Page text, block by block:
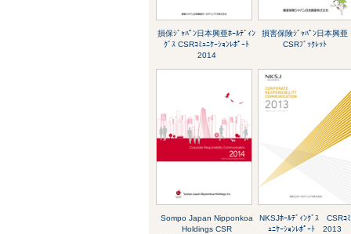
損保ｼﾞｬﾊﾟﾝ日本興亜ﾎｰﾙﾃﾞｨﾝ
ｸﾞｽ CSRｺﾐｭﾆｹｰｼｮﾝﾚﾎﾟｰﾄ
2014
損害保険ｼﾞｬﾊﾟﾝ日本興亜
CSRﾌﾞｯｸﾚｯﾄ
Sompo Japan Nipponkoa
Holdings CSR
NKSJﾎｰﾙﾃﾞｨﾝｸﾞｽ CSRｺﾐ
ｭﾆｹｰｼｮﾝﾚﾎﾟｰﾄ 2013